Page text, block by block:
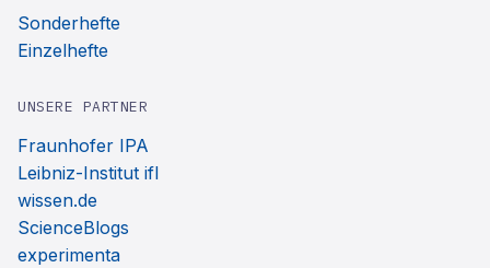
Sonderhefte
Einzelhefte
UNSERE PARTNER
Fraunhofer IPA
Leibniz-Institut ifl
wissen.de
ScienceBlogs
experimenta